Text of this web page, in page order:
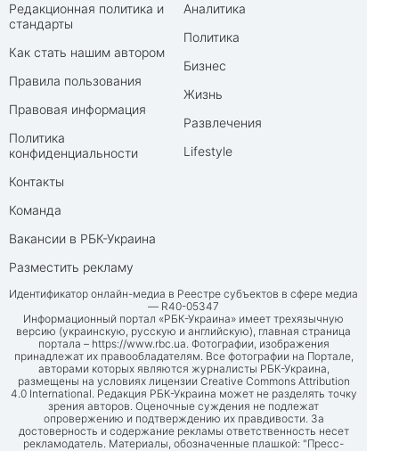
Редакционная политика и
стандарты
Как стать нашим автором
Правила пользования
Правовая информация
Политика
конфиденциальности
Контакты
Команда
Вакансии в РБК-Украина
Разместить рекламу
Аналитика
Политика
Бизнес
Жизнь
Развлечения
Lifestyle
Идентификатор онлайн-медиа в Реестре субъектов в сфере медиа
— R40-05347
Информационный портал «РБК-Украина» имеет трехязычную
версию (украинскую, русскую и английскую), главная страница
портала – https://www.rbc.ua. Фотографии, изображения
принадлежат их правообладателям. Все фотографии на Портале,
авторами которых являются журналисты РБК-Украина,
размещены на условиях лицензии Creative Commons Attribution
4.0 International. Редакция РБК-Украина может не разделять точку
зрения авторов. Оценочные суждения не подлежат
опровержению и подтверждению их правдивости. За
достоверность и содержание рекламы ответственность несет
рекламодатель. Материалы, обозначенные плашкой: "Пресс-